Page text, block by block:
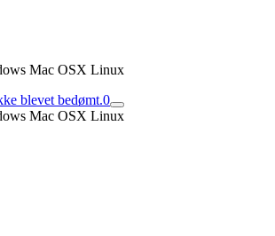
Mac OSX Linux
blevet bedømt.0
Mac OSX Linux